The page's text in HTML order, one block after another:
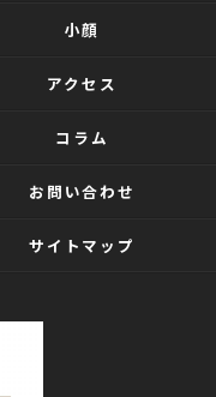
小顔
アクセス
コラム
お問い合わせ
サイトマップ